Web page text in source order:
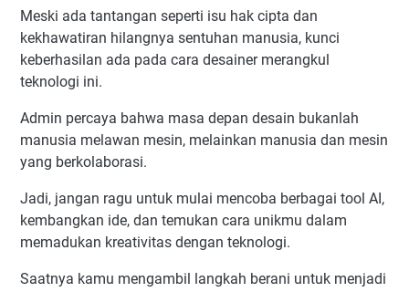
Meski ada tantangan seperti isu hak cipta dan
kekhawatiran hilangnya sentuhan manusia, kunci
keberhasilan ada pada cara desainer merangkul
teknologi ini.
Admin percaya bahwa masa depan desain bukanlah
manusia melawan mesin, melainkan manusia dan mesin
yang berkolaborasi.
Jadi, jangan ragu untuk mulai mencoba berbagai tool AI,
kembangkan ide, dan temukan cara unikmu dalam
memadukan kreativitas dengan teknologi.
Saatnya kamu mengambil langkah berani untuk menjadi